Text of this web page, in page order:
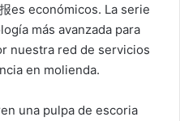
es económicos. La serie
más avanzada para
nuestra red de servicios
en molienda.
una pulpa de escoria